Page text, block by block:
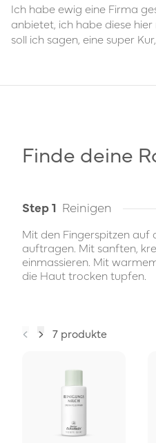
Ich habe ewig eine Firma
anbietet, ich habe diese
soll ich sagen, eine super
Finde deine
Step 1 Reinigen
Mit den Fingerspitzen
auftragen. Mit sanften,
einmassieren. Mit
die Haut trocken tupfen.
7 produkte